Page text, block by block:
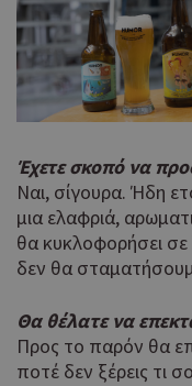
Έχετε σκοπό να
Ναι, σίγουρα. Ήδη
μια ελαφριά,
θα κυκλοφορήσει σε
δεν θα
Θα θέλατε να
Προς το παρόν θα
ποτέ δεν ξέρεις τι